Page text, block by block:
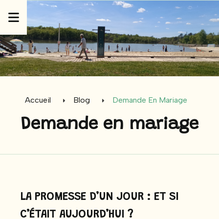
Accueil Blog Demande En Mariage
Demande en mariage
LA PROMESSE D’UN JOUR : ET SI
C’ÉTAIT AUJOURD’HUI ?
Panneau de gestion des cookies